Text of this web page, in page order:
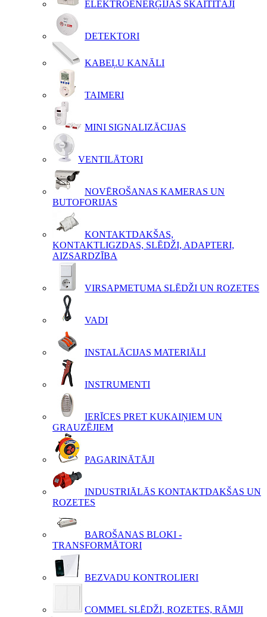
ELEKTROENERĢIJAS SKAITĪTĀJI
DETEKTORI
KABEĻU KANĀLI
TAIMERI
MINI SIGNALIZĀCIJAS
VENTILĀTORI
NOVĒROŠANAS KAMERAS UN
BUTOFORIJAS
KONTAKTDAKŠAS,
KONTAKTLIGZDAS, SLĒDŽI, ADAPTERI,
AIZSARDZĪBA
VIRSAPMETUMA SLĒDŽI UN ROZETES
VADI
INSTALĀCIJAS MATERIĀLI
INSTRUMENTI
IERĪCES PRET KUKAIŅIEM UN
GRAUZĒJIEM
PAGARINĀTĀJI
INDUSTRIĀLĀS KONTAKTDAKŠAS UN
ROZETES
BAROŠANAS BLOKI -
TRANSFORMĀTORI
BEZVADU KONTROLIERI
COMMEL SLĒDŽI, ROZETES, RĀMJI